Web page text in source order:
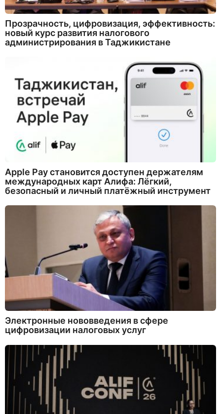
Прозрачность, цифровизация, эффективность:
новый курс развития налогового
администрирования в Таджикистане
Apple Pay становится доступен держателям
международных карт Алифа: Лёгкий,
безопасный и личный платёжный инструмент
Электронные нововведения в сфере
цифровизации налоговых услуг